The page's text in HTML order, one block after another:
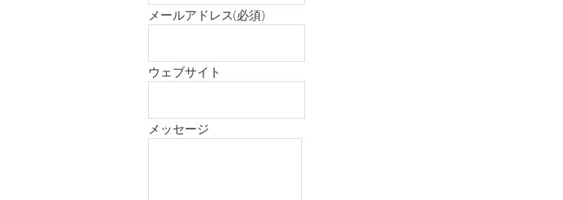
メールアドレス(必須)
ウェブサイト
メッセージ